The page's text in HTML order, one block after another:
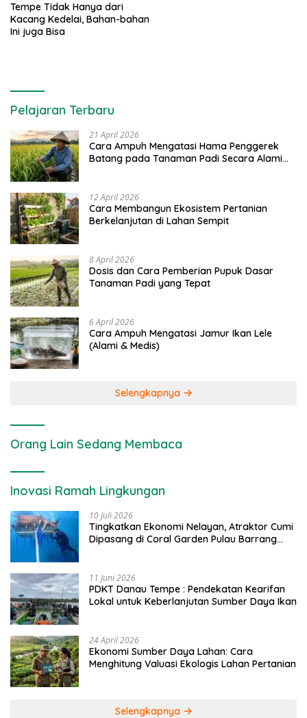
Tempe Tidak Hanya dari
Kacang Kedelai, Bahan-bahan
Ini juga Bisa
Pelajaran Terbaru
21 April 2026
Cara Ampuh Mengatasi Hama Penggerek
Batang pada Tanaman Padi Secara Alami
12 April 2026
Cara Membangun Ekosistem Pertanian
Berkelanjutan di Lahan Sempit
8 April 2026
Dosis dan Cara Pemberian Pupuk Dasar
Tanaman Padi yang Tepat
6 April 2026
Cara Ampuh Mengatasi Jamur Ikan Lele
(Alami & Medis)
Selengkapnya
Orang Lain Sedang Membaca
Inovasi Ramah Lingkungan
10 Juli 2026
Tingkatkan Ekonomi Nelayan, Atraktor Cumi
Dipasang di Coral Garden Pulau Barrang
11 Juni 2026
PDKT Danau Tempe : Pendekatan Kearifan
Lokal untuk Keberlanjutan Sumber Daya Ikan
24 April 2026
Ekonomi Sumber Daya Lahan: Cara
Menghitung Valuasi Ekologis Lahan Pertanian
Selengkapnya